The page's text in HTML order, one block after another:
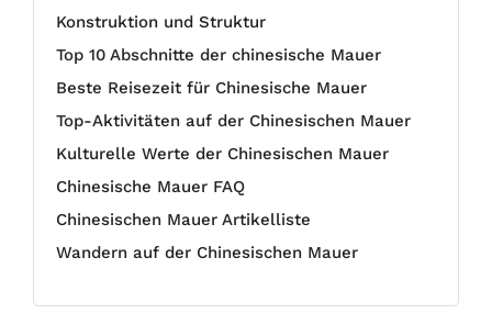
Konstruktion und Struktur
Top 10 Abschnitte der chinesische Mauer
Beste Reisezeit für Chinesische Mauer
Top-Aktivitäten auf der Chinesischen Mauer
Kulturelle Werte der Chinesischen Mauer
Chinesische Mauer FAQ
Chinesischen Mauer Artikelliste
Wandern auf der Chinesischen Mauer